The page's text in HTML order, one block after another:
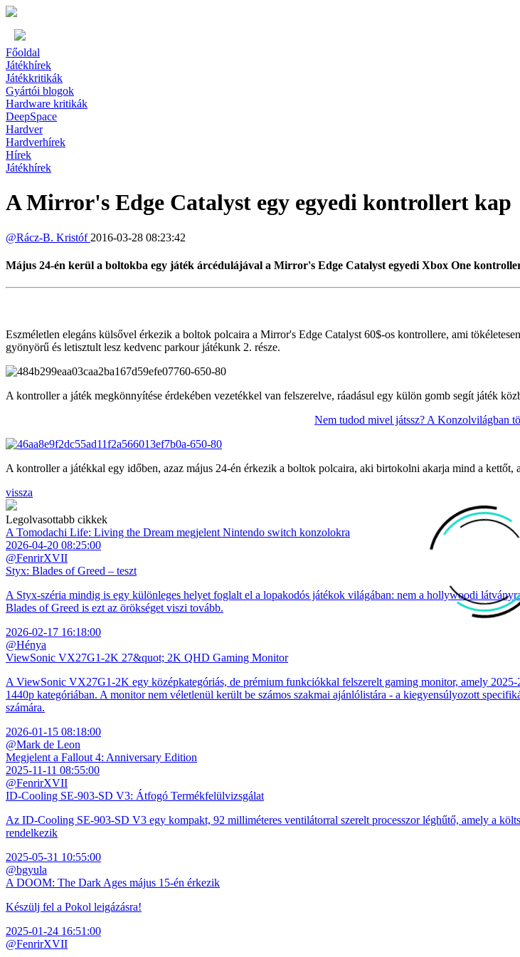
Főoldal
Játékhírek
Játékkritikák
Gyártói blogok
Hardware kritikák
DeepSpace
Hardver
Hardverhírek
Hírek
Játékhírek
A Mirror's Edge Catalyst egy egyedi kontrollert kap
@Rácz-B. Kristóf 2016-03-28 08:23:42
Május 24-én kerül a boltokba egy játék árcédulájával a Mirror's Edge Catalyst egyedi Xbox One
Eszméletlen elegáns külsővel érkezik a boltok polcaira a Mirror's Edge Catalyst 60$-os kontrollere, ami
gyönyörű és letisztult lesz kedvenc parkour játékunk 2. része.
A kontroller a játék megkönnyítése érdekében vezetékkel van felszerelve, ráadásul egy külön gomb segít játék
Nem tudod mivel játssz? A Konzolvilágban
A kontroller a játékkal egy időben, azaz május 24-én érkezik a boltok polcaira, aki birtokolni akarja mind a kettőt,
vissza
Legolvasottabb cikkek
A Tomodachi Life: Living the Dream megjelent Nintendo switch konzolokra
2026-04-20 08:25:00
@FenrirXVII
Styx: Blades of Greed – teszt
A Styx-széria mindig is egy különleges helyet foglalt el a lopakodós játékok világában: nem a hollywoodi
Blades of Greed is ezt az örökséget viszi tovább.
2026-02-17 16:18:00
@Hénya
ViewSonic VX27G1-2K 27&quot; 2K QHD Gaming Monitor
A ViewSonic VX27G1-2K egy középkategóriás, de prémium funkciókkal felszerelt gaming monitor, amely
1440p kategóriában. A monitor nem véletlenül került be számos szakmai ajánlólistára - a kiegyensúlyozott
számára.
2026-01-15 08:18:00
@Mark de Leon
Megjelent a Fallout 4: Anniversary Edition
2025-11-11 08:55:00
@FenrirXVII
ID-Cooling SE-903-SD V3: Átfogó Termékfelülvizsgálat
Az ID-Cooling SE-903-SD V3 egy kompakt, 92 milliméteres ventilátorral szerelt processzor léghűtő, amely a
rendelkezik
2025-05-31 10:55:00
@bgyula
A DOOM: The Dark Ages május 15-én érkezik
Készülj fel a Pokol leigázásra!
2025-01-24 16:51:00
@FenrirXVII